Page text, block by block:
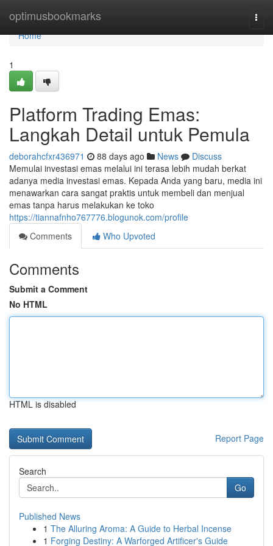
optimusbookmarks
Home
Home
1
Platform Trading Emas:
Langkah Detail untuk Pemula
deborahcfxr436971 88 days ago News
Discuss
Memulai investasi emas melalui ini terasa lebih mudah berkat
adanya media investasi emas. Kepada Anda yang baru, media ini
menawarkan cara sangat praktis untuk membeli dan menjual
emas tanpa harus melakukan ke toko
https://tiannafnho767776.blogunok.com/profile
Comments
Who Upvoted
Comments
Submit a Comment
No HTML
HTML is disabled
Report Page
Search
Go
Published News
1 The Alluring Aroma: A Guide to Herbal Incense
1 Forging Destiny: A Warforged Artificer's Guide